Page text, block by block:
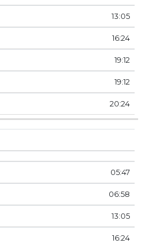
13:05
16:24
19:12
19:12
20:24
05:47
06:58
13:05
16:24